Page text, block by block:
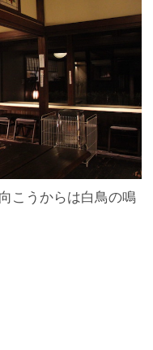
こうからは白鳥の鳴